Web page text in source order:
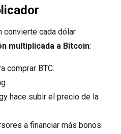
convierte cada dólar
multiplicada a Bitcoin:
comprar BTC.
hace subir el precio de la
a financiar más bonos.